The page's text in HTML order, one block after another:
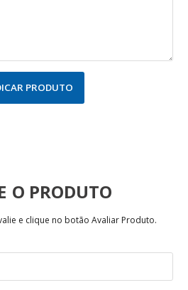
PRODUTO
e clique no botão Avaliar Produto.